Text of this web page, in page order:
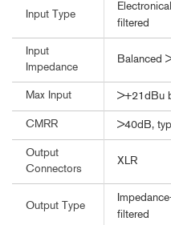
Input Type
filtered
Input
Impedance
Balanced
Max Input >+21dBu
CMRR >40dB,
Output
Connectors
XLR
Output Type
filtered